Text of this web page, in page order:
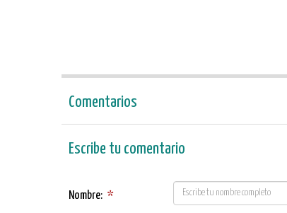
Comentarios
Escribe tu comentario
Nombre: *